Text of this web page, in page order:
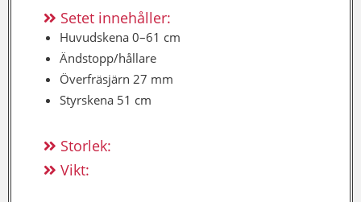
Setet innehåller:
Huvudskena 0–61 cm
Ändstopp/hållare
Överfräsjärn 27 mm
Styrskena 51 cm
Storlek:
Vikt: